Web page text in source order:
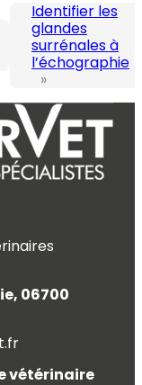
Identifier les
glandes
surrénales à
l’échographie
»
06700
vétérinaire